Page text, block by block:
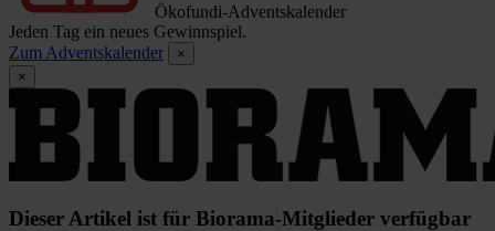
Ökofundi-Adventskalender
Jeden Tag ein neues Gewinnspiel.
Zum Adventskalender
×
×
Dieser Artikel ist für Biorama-Mitglieder verfügbar